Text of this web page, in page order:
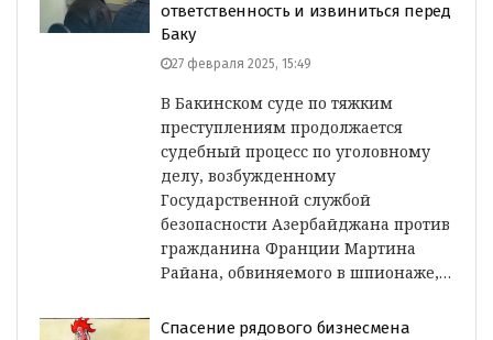
ответственность и извиниться перед
Баку
27 февраля 2025, 15:49
В Бакинском суде по тяжким
преступлениям продолжается
судебный процесс по уголовному
делу, возбужденному
Государственной службой
безопасности Азербайджана против
гражданина Франции Мартина
Райана, обвиняемого в шпионаже,…
Спасение рядового бизнесмена